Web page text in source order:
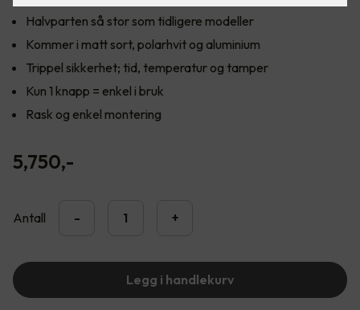
Halvparten så stor som tidligere modeller
Kommer i matt sort, polarhvit og aluminium
Trippel sikkerhet; tid, temperatur og tamper
Kun 1 knapp = enkel i bruk
Rask og enkel montering
5,750,-
Antall - +
Legg i handlekurv